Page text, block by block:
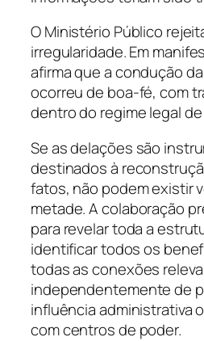
O Ministério Público
irregularidade. Em
afirma que a condução
ocorreu de boa-fé, com
dentro do regime legal
Se as delações são
destinados à
fatos, não podem existir
metade. A colaboração
para revelar toda a
identificar todos os
todas as conexões
independentemente de
influência administrativa
com centros de poder.